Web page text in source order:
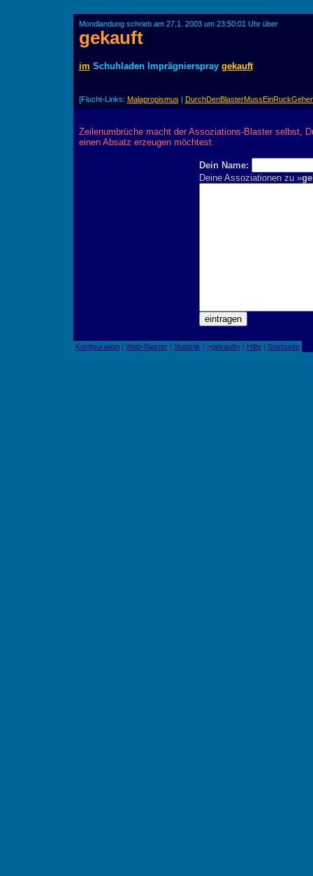
Mondlandung schrieb am 27.1. 2003 um 23:50:01 Uhr über
gekauft
im Schuhladen Imprägnierspray gekauft
[Flucht-Links: Malapropismus |
Zeilenumbrüche macht der Assoziations-Blaster selbst,
einen Absatz erzeugen möchtest.
Dein Name:
Deine Assoziationen zu »
Konfiguration| Web-Blaster| Statistik | »gekauft«| Hilfe| Startseite